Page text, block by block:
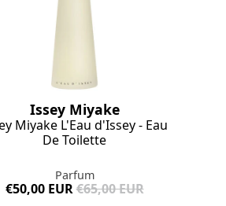
Issey Miyake
Miyake L'Eau d'Issey - Eau
De Toilette
Parfum
€50,00 EUR€65,00 EUR